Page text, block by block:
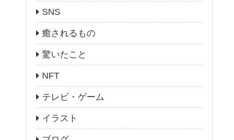
SNS
癒されるもの
驚いたこと
NFT
テレビ・ゲーム
イラスト